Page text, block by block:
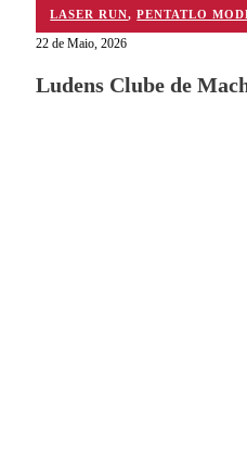
LASER RUN,PENTATLO
22 de Maio, 2026
Ludens Clube de